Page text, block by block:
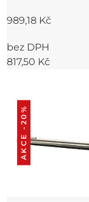
989,18 Kč
bez DPH
817,50 Kč
AKCE -20%